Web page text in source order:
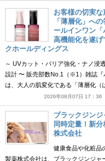
お客様の切実
「薄層化」へ
ールインワン
高機能化を遂
クホールディングス
～ UVカット・バリア強化・ナノ浸
設計 〜 販売部数No.1（※1）雑誌『
は、大人の肌変化である「薄層化
2026年08月07日 17：36
ブラックジン
同時定量！新
株式会社
健康食品や化粧品
製薬株式会社は、ブラックジンジ